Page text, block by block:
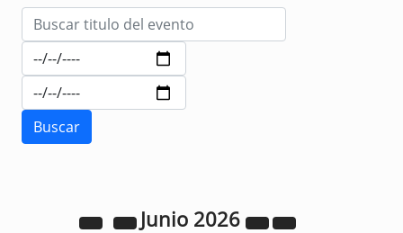
Junio 2026